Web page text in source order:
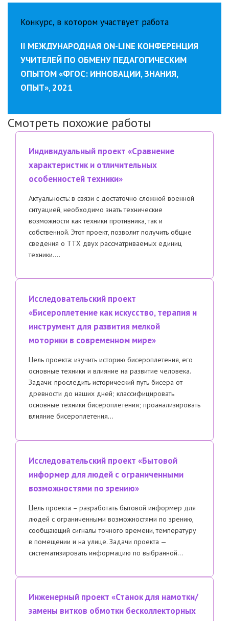
Конкурс, в котором участвует работа
II МЕЖДУНАРОДНАЯ ON-LINE КОНФЕРЕНЦИЯ
УЧИТЕЛЕЙ ПО ОБМЕНУ ПЕДАГОГИЧЕСКИМ
ОПЫТОМ «ФГОС: ИННОВАЦИИ, ЗНАНИЯ,
ОПЫТ», 2021
Смотреть похожие работы
Индивидуальный проект «Сравнение
характеристик и отличительных
особенностей техники»
Актуальность: в связи с достаточно сложной военной
ситуацией, необходимо знать технические
возможности как техники противника, так и
собственной. Этот проект, позволит получить общие
сведения о ТТХ двух рассматриваемых единиц
техники….
Исследовательский проект
«Бисероплетение как искусство, терапия и
инструмент для развития мелкой
моторики в современном мире»
Цель проекта: изучить историю бисероплетения, его
основные техники и влияние на развитие человека.
Задачи: проследить исторический путь бисера от
древности до наших дней; классифицировать
основные техники бисероплетения; проанализировать
влияние бисероплетения…
Исследовательский проект «Бытовой
информер для людей с ограниченными
возможностями по зрению»
Цель проекта – разработать бытовой информер для
людей с ограниченными возможностями по зрению,
сообщающий сигналы точного времени, температуру
в помещении и на улице. Задачи проекта —
систематизировать информацию по выбранной…
Инженерный проект «Станок для намотки/
замены витков обмотки бесколлекторных